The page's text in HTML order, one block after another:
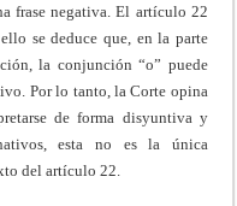
frase negativa. El artículo 22
se deduce que, en la parte
la conjunción “o” puede
Por lo tanto, la Corte opina
de forma disyuntiva y
esta no es la única
del artículo 22.